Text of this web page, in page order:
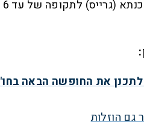
לתכנן את החופשה הבאה
גם הוזלות